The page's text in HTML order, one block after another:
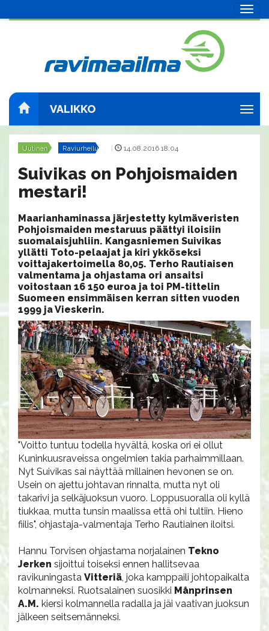
VALIKKO
Uutinen Raviurheilu 14.08.2016 18:04
Suivikas on Pohjoismaiden
mestari!
Maarianhaminassa järjestetty kylmäveristen
Pohjoismaiden mestaruus päättyi iloisiin
suomalaisjuhliin. Kangasniemen Suivikas
yllätti Toto-pelaajat ja kiri ykköseksi
voittajakertoimella 80,05. Terho Rautiaisen
valmentama ja ohjastama ori ansaitsi
voitostaan 16 150 euroa ja toi PM-tittelin
Suomeen ensimmäisen kerran sitten vuoden
1999 ja Vieskerin.
"Voitto tuntuu todella hyvältä, koska ori ei ollut
Kuninkuusraveissa ongelmien takia parhaimmillaan.
Nyt Suivikas sai näyttää millainen hevonen se on.
Usein on ajettu johtavan rinnalta, mutta nyt oli
takarivi ja selkäjuoksun vuoro. Loppusuoralla oli kyllä
tiukkaa, mutta tunsin maalissa että ohi tultiin. Hieno
fiilis", ohjastaja-valmentaja Terho Rautiainen iloitsi.
Hannu Torvisen ohjastama norjalainen Tekno
Jerken sijoittui toiseksi ennen hallitsevaa
ravikuningasta Vitteriä, joka kamppaili johtopaikalta
kolmanneksi. Ruotsalainen suosikki Månprinsen
A.M. kiersi kolmannella radalla ja jäi vaativan juoksun
jälkeen seitsemänneksi.